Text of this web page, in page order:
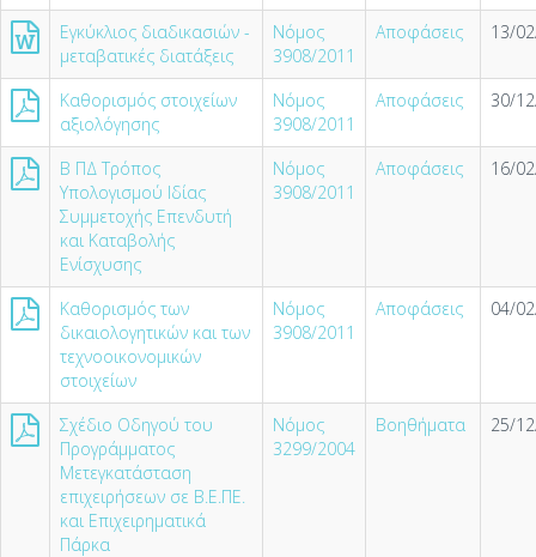
Εγκύκλιος διαδικασιών -
μεταβατικές διατάξεις
Νόμος
3908/2011
Αποφάσεις 13/
Καθορισμός στοιχείων
αξιολόγησης
Νόμος
3908/2011
Αποφάσεις 30/
Β ΠΔ Τρόπος
Υπολογισμού Ιδίας
Συμμετοχής Επενδυτή
και Καταβολής
Ενίσχυσης
Νόμος
3908/2011
Αποφάσεις 16/
Καθορισμός των
δικαιολογητικών και των
τεχνοοικονομικών
στοιχείων
Νόμος
3908/2011
Αποφάσεις 04/
Σχέδιο Οδηγού του
Προγράμματος
Μετεγκατάσταση
επιχειρήσεων σε Β.Ε.ΠΕ.
και Επιχειρηματικά
Πάρκα
Νόμος
3299/2004
Βοηθήματα 25/